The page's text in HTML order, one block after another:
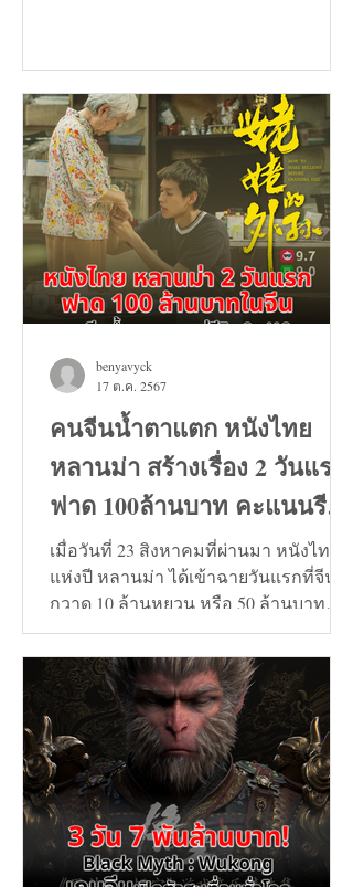
คนจีนน้ำตาแตก หนังไทย
หลานม่า สร้างเรื่อง 2 วันแรก
ฟาด 100ล้านบาท คะแนนรีวิว
9+
เมื่อวันที่ 23 สิงหาคมที่ผ่านมา หนังไทย
แห่งปี หลานม่า ได้เข้าฉายวันแรกที่จีน
กวาด 10 ล้านหยวน หรือ 50 ล้านบาท
และวันที่ 24 สิงหาคมทะลุ...
benyavyck
17 ต.ค. 2567